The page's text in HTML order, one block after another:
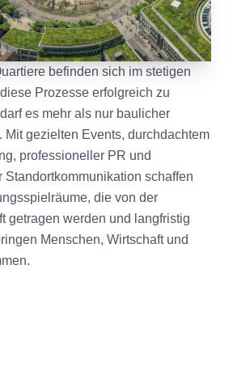
befinden sich im stetigen
Prozesse erfolgreich zu
es mehr als nur baulicher
Mit gezielten Events, durchdachtem
professioneller PR und
Standortkommunikation schaffen
die von der
getragen werden und langfristig
Menschen, Wirtschaft und